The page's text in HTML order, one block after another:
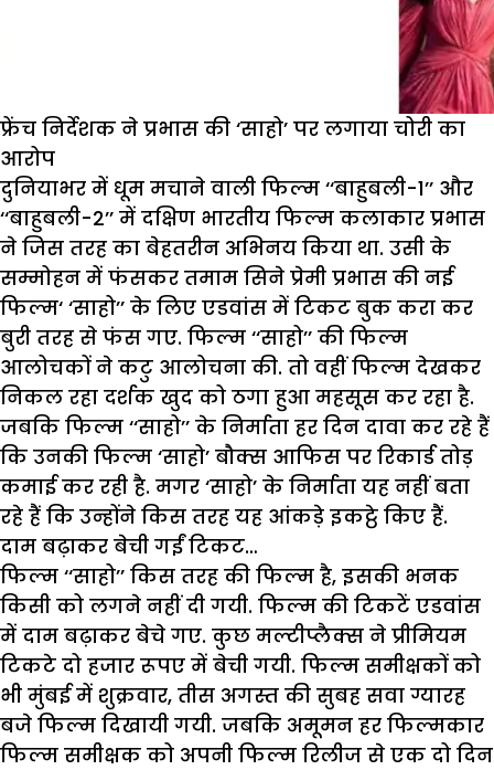
फ्रेंच निर्देशक ने प्रभास की ‘साहो’ पर लगाया चोरी का
आरोप
दुनियाभर में धूम मचाने वाली फिल्म ‘‘बाहुबली-1’’ और
‘‘बाहुबली-2’’ में दक्षिण भारतीय फिल्म कलाकार प्रभास
ने जिस तरह का बेहतरीन अभिनय किया था. उसी के
सम्मोहन में फंसकर तमाम सिने प्रेमी प्रभास की नई
फिल्म‘ ‘साहो’’ के लिए एडवांस में टिकट बुक करा कर
बुरी तरह से फंस गए. फिल्म ‘‘साहो’’ की फिल्म
आलोचकों ने कटु आलोचना की. तो वहीं फिल्म देखकर
निकल रहा दर्शक खुद को ठगा हुआ महसूस कर रहा है.
जबकि फिल्म ‘‘साहो’’ के निर्माता हर दिन दावा कर रहे हैं
कि उनकी फिल्म ‘साहो’ बौक्स आफिस पर रिकार्ड तोड़
कमाई कर रही है. मगर ‘साहो’ के निर्माता यह नहीं बता
रहे हैं कि उन्होंने किस तरह यह आंकड़े इकट्ठे किए हैं.
दाम बढ़ाकर बेची गईं टिकट…
फिल्म ‘‘साहो’’ किस तरह की फिल्म है, इसकी भनक
किसी को लगने नहीं दी गयी. फिल्म की टिकटें एडवांस
में दाम बढ़ाकर बेचे गए. कुछ मल्टीप्लैक्स ने प्रीमियम
टिकटे दो हजार रूपए में बेची गयी. फिल्म समीक्षकों को
भी मुंबई में शुक्रवार, तीस अगस्त की सुबह सवा ग्यारह
बजे फिल्म दिखायी गयी. जबकि अमूमन हर फिल्मकार
फिल्म समीक्षक को अपनी फिल्म रिलीज से एक दो दिन